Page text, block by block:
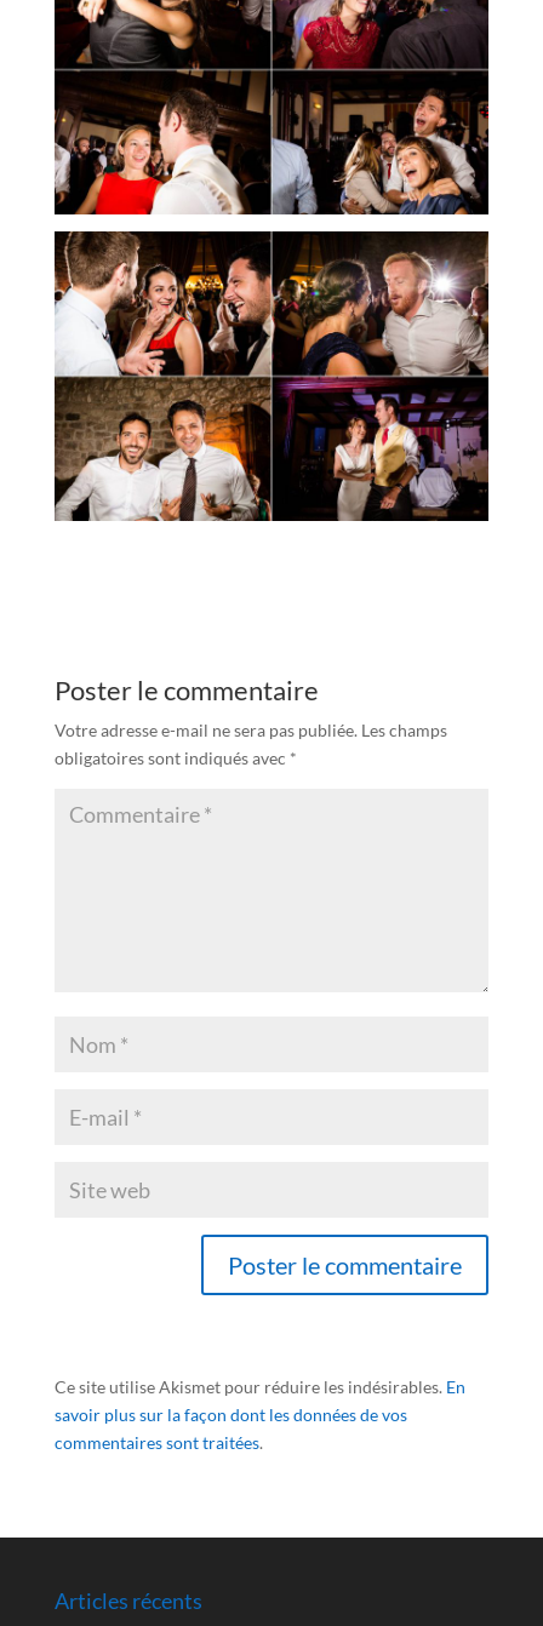
Poster le commentaire
Votre adresse e-mail ne sera pas publiée. Les champs
obligatoires sont indiqués avec *
Ce site utilise Akismet pour réduire les indésirables. En
savoir plus sur la façon dont les données de vos
commentaires sont traitées.
Articles récents